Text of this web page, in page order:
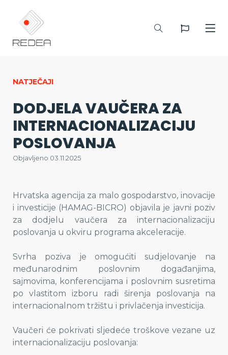
NATJEČAJI
DODJELA VAUČERA ZA
INTERNACIONALIZACIJU
POSLOVANJA
Objavljeno 03.11.2025
Hrvatska agencija za malo gospodarstvo, inovacije
i investicije (HAMAG-BICRO) objavila je javni poziv
za dodjelu vaučera za internacionalizaciju
poslovanja u okviru programa akceleracije.
Svrha poziva je omogućiti sudjelovanje na
međunarodnim poslovnim događanjima,
sajmovima, konferencijama i poslovnim susretima
po vlastitom izboru radi širenja poslovanja na
internacionalnom tržištu i privlačenja investicija.
Vaučeri će pokrivati sljedeće troškove vezane uz
internacionalizaciju poslovanja: